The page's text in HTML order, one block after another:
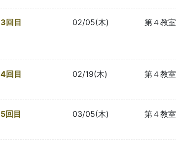
3回目 02/05(木) 第４教室
4回目 02/19(木) 第４教室
5回目 03/05(木) 第４教室